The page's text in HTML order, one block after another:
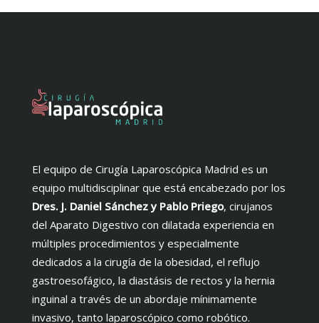
El equipo de Cirugía Laparoscópica Madrid es un
equipo multidisciplinar que está encabezado por los
Dres. J. Daniel Sánchez y Pablo Priego, cirujanos
del Aparato Digestivo con dilatada experiencia en
múltiples procedimientos y especialmente
dedicados a la cirugía de la obesidad, el reflujo
gastroesofágico, la diastásis de rectos y la hernia
inguinal a través de un abordaje mínimamente
invasivo, tanto laparoscópico como robótico.